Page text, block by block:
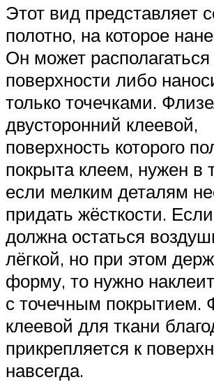
Этот вид представляет
полотно, на которое
Он может
поверхности либо
только точечками.
двусторонний клеевой,
поверхность которого
покрыта клеем, нужен в
если мелким деталям
придать жёсткости.
должна остаться
лёгкой, но при этом
форму, то нужно
с точечным покрытием.
клеевой для ткани
прикрепляется к
навсегда.